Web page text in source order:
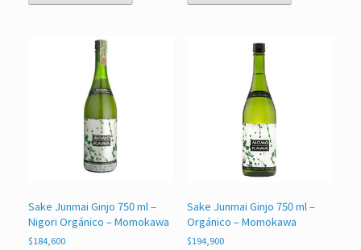
Sake Junmai Ginjo 750 ml –
Nigori Orgánico – Momokawa
$184,600
Sake Junmai Ginjo 750 ml –
Orgánico – Momokawa
$194,900